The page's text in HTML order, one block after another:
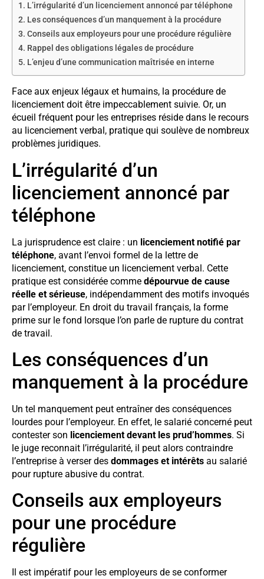
L’irrégularité d’un licenciement annoncé par téléphone
Les conséquences d’un manquement à la procédure
Conseils aux employeurs pour une procédure régulière
Rappel des obligations légales de procédure
L’enjeu d’une communication maîtrisée en interne
Face aux enjeux légaux et humains, la procédure de
licenciement doit être impeccablement suivie. Or, un
écueil fréquent pour les entreprises réside dans le recours
au licenciement verbal, pratique qui soulève de nombreux
problèmes juridiques.
L’irrégularité d’un
licenciement annoncé par
téléphone
La jurisprudence est claire : un licenciement notifié par
téléphone, avant l’envoi formel de la lettre de
licenciement, constitue un licenciement verbal. Cette
pratique est considérée comme dépourvue de cause
réelle et sérieuse, indépendamment des motifs invoqués
par l’employeur. En droit du travail français, la forme
prime sur le fond lorsque l’on parle de rupture du contrat
de travail.
Les conséquences d’un
manquement à la procédure
Un tel manquement peut entraîner des conséquences
lourdes pour l’employeur. En effet, le salarié concerné peut
contester son licenciement devant les prud’hommes. Si
le juge reconnait l’irrégularité, il peut alors contraindre
l’entreprise à verser des dommages et intérêts au salarié
pour rupture abusive du contrat.
Conseils aux employeurs
pour une procédure
régulière
Il est impératif pour les employeurs de se conformer